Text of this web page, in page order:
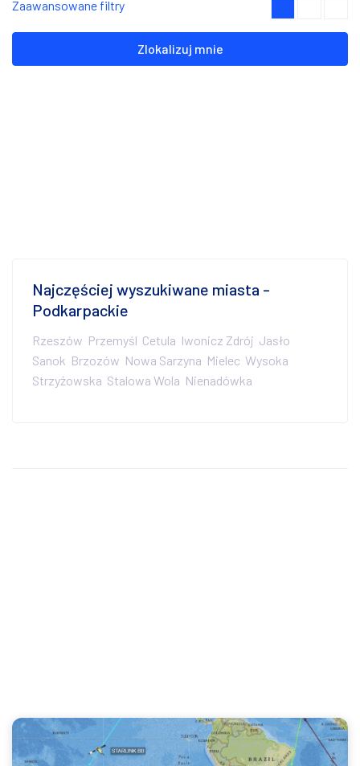
Zaawansowane filtry
Zlokalizuj mnie
Najczęściej wyszukiwane miasta -
Podkarpackie
Rzeszów Przemyśl Cetula Iwonicz Zdrój Jasło
Sanok Brzozów Nowa Sarzyna Mielec Wysoka
Strzyżowska Stalowa Wola Nienadówka